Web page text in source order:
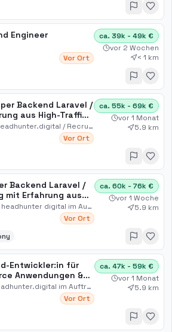
Engineer
Vor Ort
ca. 39k - 49k €
vor 2 Wochen
< 1 km
Backend Laravel /
aus High-Traffic
hochskalierte E-
im Sachwert- &
Ilias Vassiliou & Team / headhunter.digital / Recruiting für Digital, Sales, IT, KI, Automation
Vor Ort
ca. 55k - 69k €
vor 1 Monat
5.9 km
Backend Laravel /
mit Erfahrung aus
Ilias Vassiliou and Team headhunter digital im Auftrag
Vor Ort
ca. 60k - 76k €
vor 1 Woche
5.9 km
Entwickler:in für
Anwendungen &
/ Region
o. Remote (D)
Ilias Vassiliou & Team headhunter.digital im Auftrag
Vor Ort
ca. 47k - 59k €
vor 1 Monat
5.9 km